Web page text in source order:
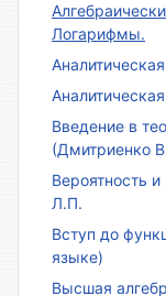
Логарифмы.
Введение в
(Дмитриенко
Вероятность
Л.П.
Вступ до
языке)
Высшая